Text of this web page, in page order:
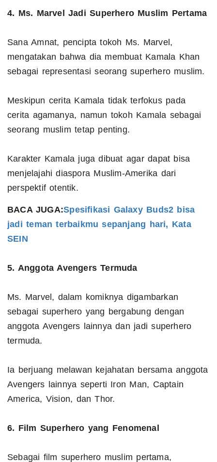
4. Ms. Marvel Jadi Superhero Muslim Pertama
Sana Amnat, pencipta tokoh Ms. Marvel,
mengatakan bahwa dia membuat Kamala Khan
sebagai representasi seorang superhero muslim.
Meskipun cerita Kamala tidak terfokus pada
cerita agamanya, namun tokoh Kamala sebagai
seorang muslim tetap penting.
Karakter Kamala juga dibuat agar dapat bisa
menjelajahi diaspora Muslim-Amerika dari
perspektif otentik.
BACA JUGA:Spesifikasi Galaxy Buds2 bisa
jadi teman terbaikmu sepanjang hari, Kata
SEIN
5. Anggota Avengers Termuda
Ms. Marvel, dalam komiknya digambarkan
sebagai superhero yang bergabung dengan
anggota Avengers lainnya dan jadi superhero
termuda.
Ia berjuang melawan kejahatan bersama anggota
Avengers lainnya seperti Iron Man, Captain
America, Vision, dan Thor.
6. Film Superhero yang Fenomenal
Sebagai film superhero muslim pertama,